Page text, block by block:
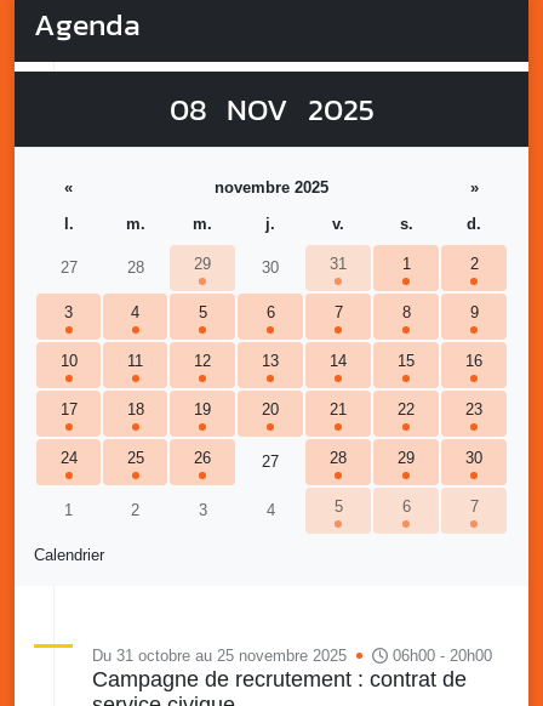
Agenda
08 NOV 2025
Calendrier
« novembre 2025
»
l.
m. m. j. v. s. d.
27 28 29 30 31 1 2
3 4 5 6 7 8 9
10 11 12 13 14 15 16
17 18 19 20 21 22 23
24 25 26 27 28 29 30
1 2 3 4 5 6 7
Du 31 octobre au 25 novembre 2025 06h00 - 20h00
Campagne de recrutement : contrat de